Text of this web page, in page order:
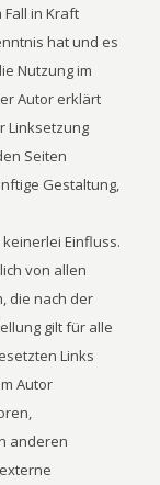
in Kraft
hat und es
Nutzung im
Autor erklärt
Linksetzung
Seiten
Gestaltung,
Einfluss.
von allen
die nach der
gilt für alle
Links
Autor
anderen